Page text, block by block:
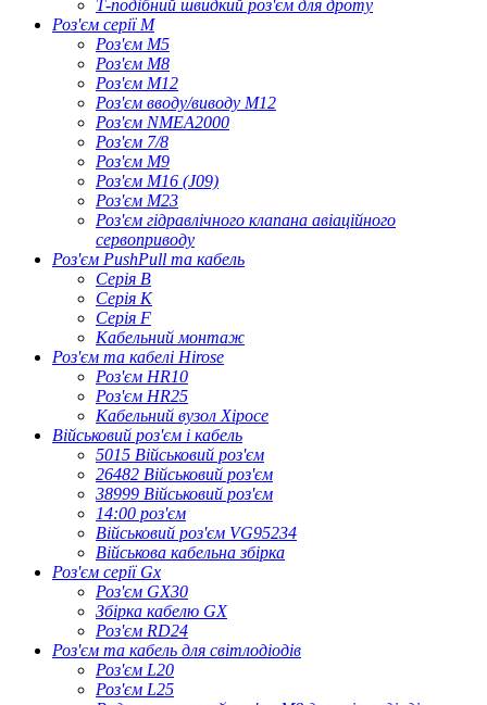
Т-подібний швидкий роз'єм для дроту
Роз'єм серії M
Роз'єм M5
Роз'єм M8
Роз'єм M12
Роз'єм вводу/виводу M12
Роз'єм NMEA2000
Роз'єм 7/8
Роз'єм M9
Роз'єм M16 (J09)
Роз'єм M23
Роз'єм гідравлічного клапана авіаційного
сервоприводу
Роз'єм PushPull та кабель
Серія B
Серія К
Серія F
Кабельний монтаж
Роз'єм та кабелі Hirose
Роз'єм HR10
Роз'єм HR25
Кабельний вузол Хіросе
Військовий роз'єм і кабель
5015 Військовий роз'єм
26482 Військовий роз'єм
38999 Військовий роз'єм
14:00 роз'єм
Військовий роз'єм VG95234
Військова кабельна збірка
Роз'єм серії Gx
Роз'єм GX30
Збірка кабелю GX
Роз'єм RD24
Роз'єм та кабель для світлодіодів
Роз'єм L20
Роз'єм L25